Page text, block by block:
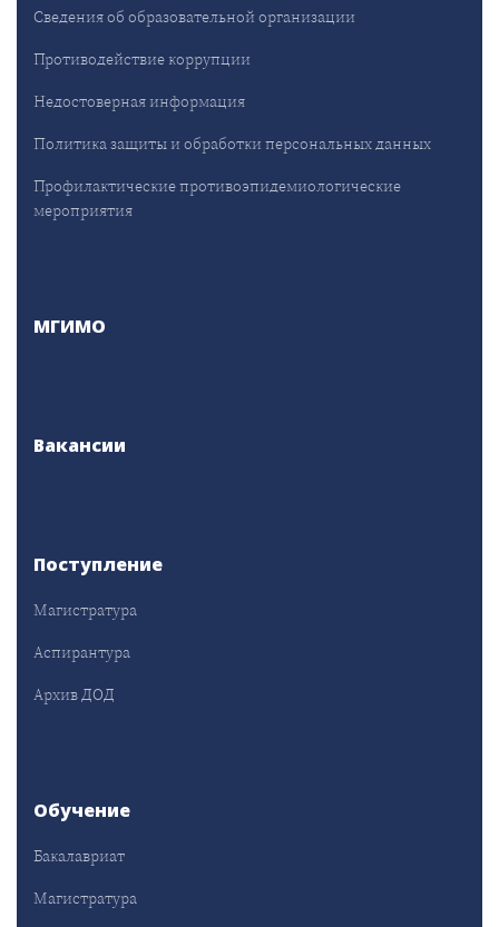
Сведения об образовательной организации
Противодействие коррупции
Недостоверная информация
Политика защиты и обработки персональных данных
Профилактические противоэпидемиологические
мероприятия
МГИМО
Вакансии
Поступление
Магистратура
Аспирантура
Архив ДОД
Обучение
Бакалавриат
Магистратура